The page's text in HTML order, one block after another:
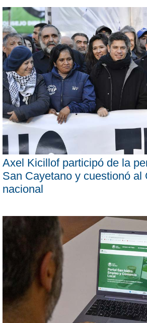
Axel Kicillof participó de la
San Cayetano y cuestionó al
nacional